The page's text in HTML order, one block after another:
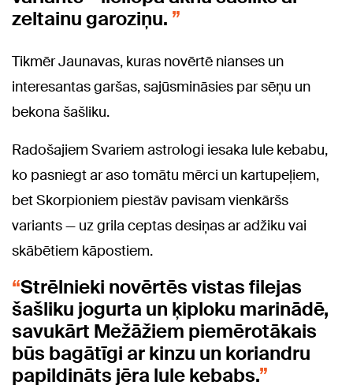
zeltainu garoziņu.
Tikmēr Jaunavas, kuras novērtē nianses un
interesantas garšas, sajūsmināsies par sēņu un
bekona šašliku.
Radošajiem Svariem astrologi iesaka lule kebabu,
ko pasniegt ar aso tomātu mērci un kartupeļiem,
bet Skorpioniem piestāv pavisam vienkāršs
variants — uz grila ceptas desiņas ar adžiku vai
skābētiem kāpostiem.
Strēlnieki novērtēs vistas filejas
šašliku jogurta un ķiploku marinādē,
savukārt Mežāžiem piemērotākais
būs bagātīgi ar kinzu un koriandru
papildināts jēra lule kebabs.